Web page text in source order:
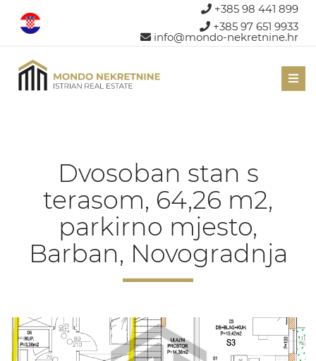
+385 98 441 899
+385 97 651 9933
info@mondo-nekretnine.hr
Dvosoban stan s
terasom, 64,26 m2,
parkirno mjesto,
Barban, Novogradnja